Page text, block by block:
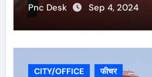
Pnc Desk Sep 4, 2024
CITY/OFFICE फीचर